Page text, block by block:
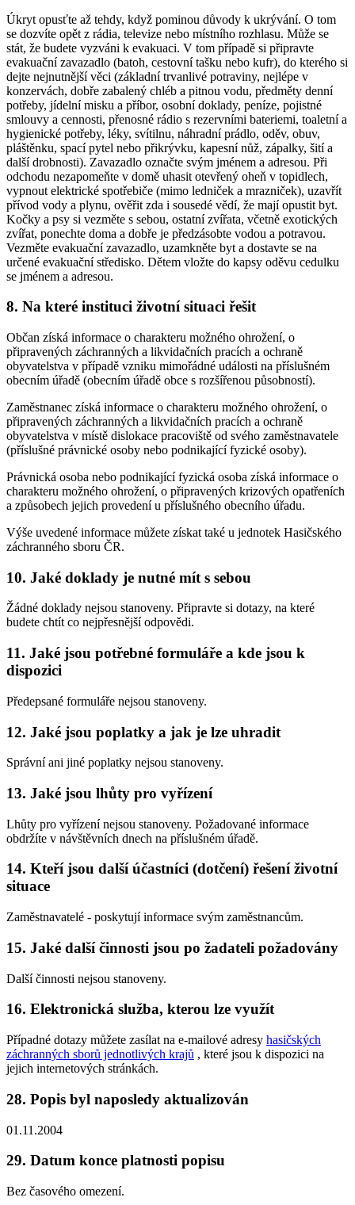
Úkryt opusťte až tehdy, když pominou důvody k ukrývání. O tom
se dozvíte opět z rádia, televize nebo místního rozhlasu. Může se
stát, že budete vyzváni k evakuaci. V tom případě si připravte
evakuační zavazadlo (batoh, cestovní tašku nebo kufr), do kterého si
dejte nejnutnější věci (základní trvanlivé potraviny, nejlépe v
konzervách, dobře zabalený chléb a pitnou vodu, předměty denní
potřeby, jídelní misku a příbor, osobní doklady, peníze, pojistné
smlouvy a cennosti, přenosné rádio s rezervními bateriemi, toaletní a
hygienické potřeby, léky, svítilnu, náhradní prádlo, oděv, obuv,
pláštěnku, spací pytel nebo přikrývku, kapesní nůž, zápalky, šití a
další drobnosti). Zavazadlo označte svým jménem a adresou. Při
odchodu nezapomeňte v domě uhasit otevřený oheň v topidlech,
vypnout elektrické spotřebiče (mimo ledniček a mrazniček), uzavřít
přívod vody a plynu, ověřit zda i sousedé vědí, že mají opustit byt.
Kočky a psy si vezměte s sebou, ostatní zvířata, včetně exotických
zvířat, ponechte doma a dobře je předzásobte vodou a potravou.
Vezměte evakuační zavazadlo, uzamkněte byt a dostavte se na
určené evakuační středisko. Dětem vložte do kapsy oděvu cedulku
se jménem a adresou.
8. Na které instituci životní situaci řešit
Občan získá informace o charakteru možného ohrožení, o
připravených záchranných a likvidačních pracích a ochraně
obyvatelstva v případě vzniku mimořádné události na příslušném
obecním úřadě (obecním úřadě obce s rozšířenou působností).
Zaměstnanec získá informace o charakteru možného ohrožení, o
připravených záchranných a likvidačních pracích a ochraně
obyvatelstva v místě dislokace pracoviště od svého zaměstnavatele
(příslušné právnické osoby nebo podnikající fyzické osoby).
Právnická osoba nebo podnikající fyzická osoba získá informace o
charakteru možného ohrožení, o připravených krizových opatřeních
a způsobech jejich provedení u příslušného obecního úřadu.
Výše uvedené informace můžete získat také u jednotek Hasičského
záchranného sboru ČR.
10. Jaké doklady je nutné mít s sebou
Žádné doklady nejsou stanoveny. Připravte si dotazy, na které
budete chtít co nejpřesnější odpovědi.
11. Jaké jsou potřebné formuláře a kde jsou k
dispozici
Předepsané formuláře nejsou stanoveny.
12. Jaké jsou poplatky a jak je lze uhradit
Správní ani jiné poplatky nejsou stanoveny.
13. Jaké jsou lhůty pro vyřízení
Lhůty pro vyřízení nejsou stanoveny. Požadované informace
obdržíte v návštěvních dnech na příslušném úřadě.
14. Kteří jsou další účastníci (dotčení) řešení životní
situace
Zaměstnavatelé - poskytují informace svým zaměstnancům.
15. Jaké další činnosti jsou po žadateli požadovány
Další činnosti nejsou stanoveny.
16. Elektronická služba, kterou lze využít
Případné dotazy můžete zasílat na e-mailové adresy hasičských
záchranných sborů jednotlivých krajů , které jsou k dispozici na
jejich internetových stránkách.
28. Popis byl naposledy aktualizován
01.11.2004
29. Datum konce platnosti popisu
Bez časového omezení.